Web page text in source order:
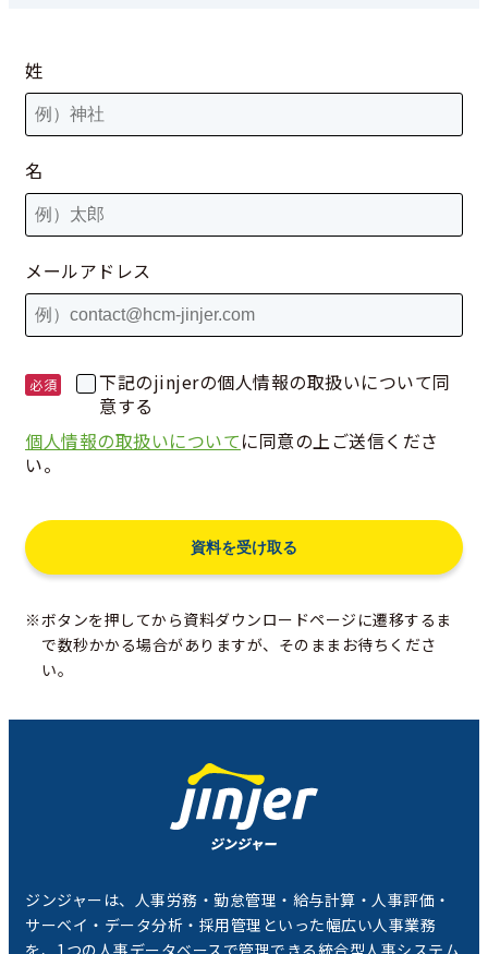
姓
名
メールアドレス
下記のjinjerの個人情報の取扱いについて同
意する
個人情報の取扱いについてに同意の上ご送信くださ
い。
※ボタンを押してから資料ダウンロードページに遷移するま
で数秒かかる場合がありますが、そのままお待ちくださ
い。
ジンジャーは、人事労務・勤怠管理・給与計算・人事評価・
サーベイ・データ分析・採用管理といった幅広い人事業務